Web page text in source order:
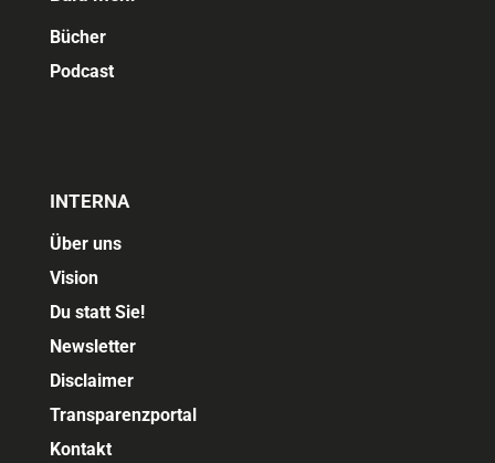
Bücher
Podcast
INTERNA
Über uns
Vision
Du statt Sie!
Newsletter
Disclaimer
Transparenzportal
Kontakt